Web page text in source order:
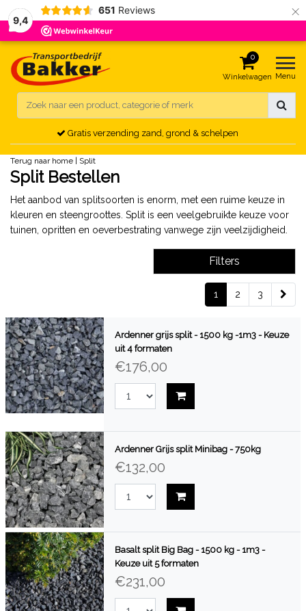
9,4
651 Reviews ×
0
Winkelwagen Menu
Gratis verzending zand, grond & schelpen
Terug naar home Split
Split Bestellen
Het aanbod van splitsoorten is enorm, met een ruime keuze in
kleuren en steengroottes. Split is een veelgebruikte keuze voor
tuinen, opritten en oeverbestrating vanwege zijn veelzijdigheid.
Filters
1 2 3
Ardenner grijs split - 1500 kg -1m3 - Keuze
uit 4 formaten
€176,00
Ardenner Grijs split Minibag - 750kg
€132,00
Basalt split Big Bag - 1500 kg - 1m3 -
Keuze uit 5 formaten
€231,00